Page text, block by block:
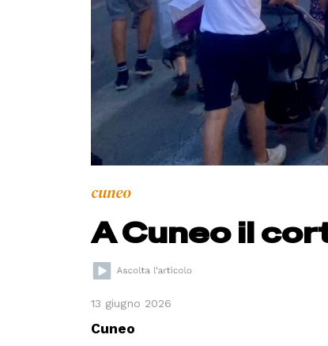
cuneo
A Cuneo il
13 giugno 2026
Cuneo